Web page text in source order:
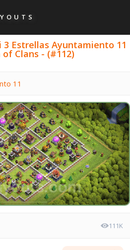
Estrellas Ayuntamiento 11
of Clans - (#112)
11
111K